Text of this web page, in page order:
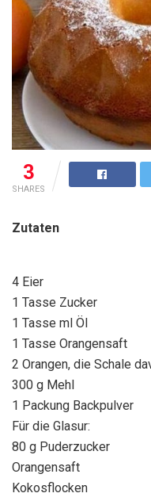
3
SHARES
Zutaten
4 Eier
1 Tasse Zucker
1 Tasse ml Öl
1 Tasse Orangensaft
2 Orangen, die Schale
300 g Mehl
1 Packung Backpulver
Für die Glasur:
80 g Puderzucker
Orangensaft
Kokosflocken